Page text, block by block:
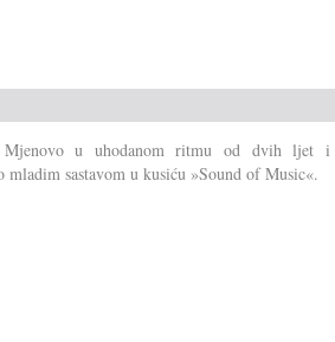
Mjenovo u uhodanom ritmu od dvih ljet i
sastavom u kusiću »Sound of Music«.